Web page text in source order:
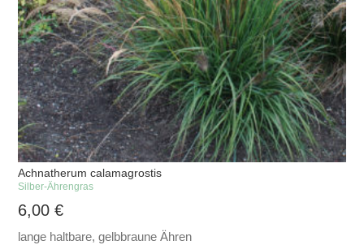
Achnatherum calamagrostis
Silber-Ährengras
6,00€
lange haltbare, gelbbraune Ähren